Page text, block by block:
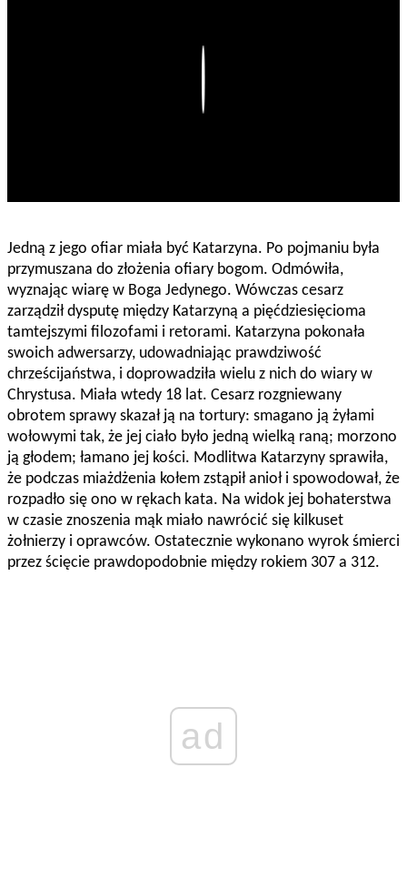
Jedną z jego ofiar miała być Katarzyna. Po pojmaniu była
przymuszana do złożenia ofiary bogom. Odmówiła,
wyznając wiarę w Boga Jedynego. Wówczas cesarz
zarządził dysputę między Katarzyną a pięćdziesięcioma
tamtejszymi filozofami i retorami. Katarzyna pokonała
swoich adwersarzy, udowadniając prawdziwość
chrześcijaństwa, i doprowadziła wielu z nich do wiary w
Chrystusa. Miała wtedy 18 lat. Cesarz rozgniewany
obrotem sprawy skazał ją na tortury: smagano ją żyłami
wołowymi tak, że jej ciało było jedną wielką raną; morzono
ją głodem; łamano jej kości. Modlitwa Katarzyny sprawiła,
że podczas miażdżenia kołem zstąpił anioł i spowodował, że
rozpadło się ono w rękach kata. Na widok jej bohaterstwa
w czasie znoszenia mąk miało nawrócić się kilkuset
żołnierzy i oprawców. Ostatecznie wykonano wyrok śmierci
przez ścięcie prawdopodobnie między rokiem 307 a 312.
ad